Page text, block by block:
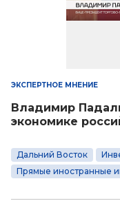
ЭКСПЕРТНОЕ МНЕНИЕ
Владимир
экономике
Дальний Восток
Прямые иностранные